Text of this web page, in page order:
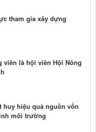
tham gia xây dựng
viên là hội viên Hội Nông
huy hiệu quả nguồn vốn
môi trường